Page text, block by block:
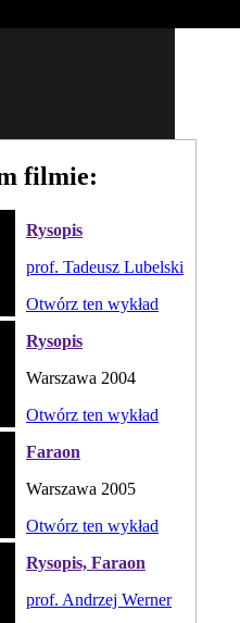
filmie:
Rysopis
prof. Tadeusz Lubelski
Otwórz ten wykład
Rysopis
Warszawa 2004
Otwórz ten wykład
Faraon
Warszawa 2005
Otwórz ten wykład
Rysopis, Faraon
prof. Andrzej Werner